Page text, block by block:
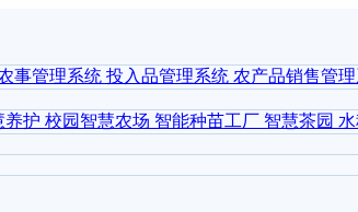
事管理系统 投入品管理系统 农产品销售管
养护 校园智慧农场 智能种苗工厂 智慧茶园